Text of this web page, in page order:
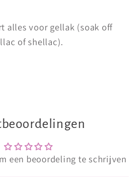
alles voor gellak (soak off
of shellac).
een beoordeling te schrijven